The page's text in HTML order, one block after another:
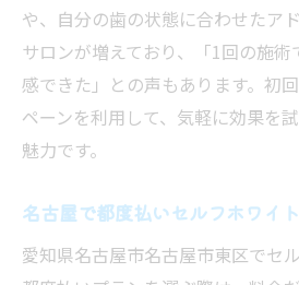
や、自分の歯の状態に合わせたア
サロンが増えており、「1回の施
感できた」との声もあります。初
ペーンを利用して、気軽に効果を
魅力です。
名古屋で都度払いセルフホワイ
愛知県名古屋市名古屋市東区でセ